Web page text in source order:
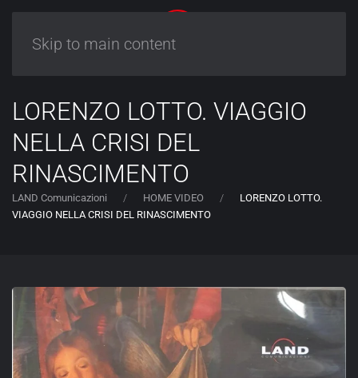
Skip to main content
LORENZO LOTTO. VIAGGIO
NELLA CRISI DEL
RINASCIMENTO
LAND Comunicazioni HOME VIDEO
LORENZO LOTTO.
VIAGGIO NELLA CRISI DEL RINASCIMENTO